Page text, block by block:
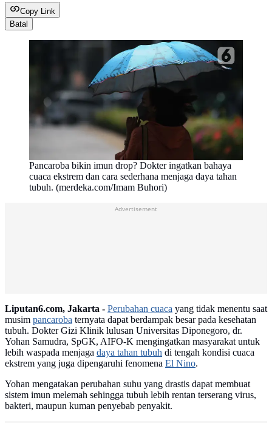
Copy Link
Batal
Pancaroba bikin imun drop? Dokter ingatkan bahaya
cuaca ekstrem dan cara sederhana menjaga daya tahan
tubuh. (merdeka.com/Imam Buhori)
Advertisement
Liputan6.com, Jakarta - Perubahan cuaca yang tidak menentu saat
musim pancaroba ternyata dapat berdampak besar pada kesehatan
tubuh. Dokter Gizi Klinik lulusan Universitas Diponegoro, dr.
Yohan Samudra, SpGK, AIFO-K mengingatkan masyarakat untuk
lebih waspada menjaga daya tahan tubuh di tengah kondisi cuaca
ekstrem yang juga dipengaruhi fenomena El Nino.
Yohan mengatakan perubahan suhu yang drastis dapat membuat
sistem imun melemah sehingga tubuh lebih rentan terserang virus,
bakteri, maupun kuman penyebab penyakit.